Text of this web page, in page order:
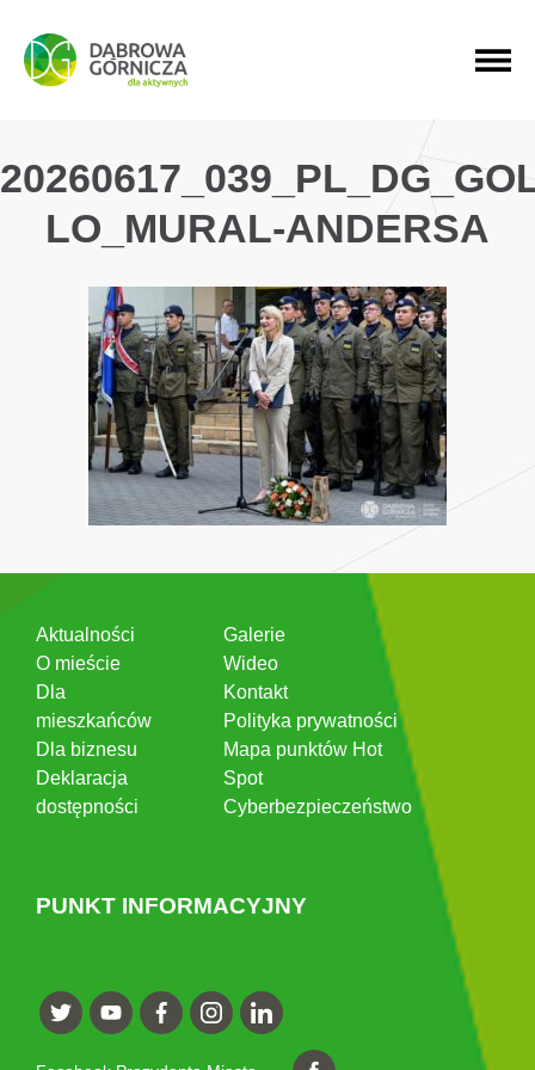
PRZEJDŹ DO MENU GŁÓWNEGO
PRZEJDŹ DO WYSZUKIWARKI
PRZEJDŹ DO TREŚCI
LO_MURAL-ANDERSA
Aktualności
O mieście
Dla
mieszkańców
Dla biznesu
Deklaracja
dostępności
Galerie
Wideo
Kontakt
Polityka prywatności
Mapa punktów Hot
Spot
Cyberbezpieczeństwo
PUNKT INFORMACYJNY